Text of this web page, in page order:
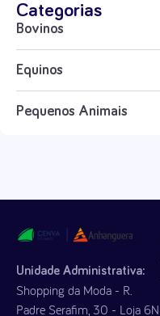
Categorias
Bovinos
Equinos
Pequenos Animais
Unidade Administrativa:
Shopping da Moda - R.
Padre Serafim, 30 - Loja 6N